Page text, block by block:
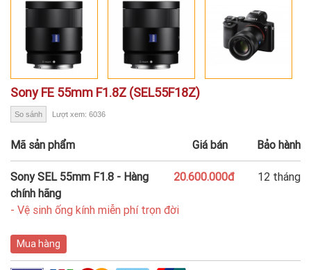
Sony FE 55mm F1.8Z (SEL55F18Z)
So sánh Lượt xem: 6036
Mã sản phẩm Giá bán Bảo hành
Sony SEL 55mm F1.8 - Hàng
chính hãng
20.600.000đ 12 tháng
- Vệ sinh ống kính miễn phí trọn đời
Mua hàng